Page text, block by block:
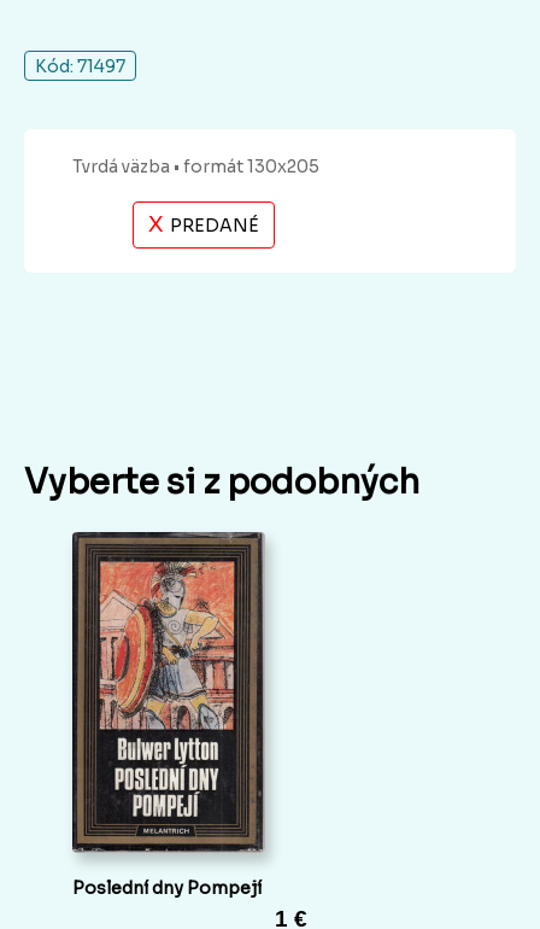
Kód: 71497
Tvrdá väzba • formát 130x205
X PREDANÉ
Vyberte si z podobných
Poslední dny Pompejí
1 €